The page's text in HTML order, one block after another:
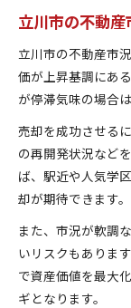
立川市の不動
立川市の不動産市
価が上昇基調にあ
が停滞気味の場合
売却を成功させる
の再開発状況など
ば、駅近や人気学
却が期待できます。
また、市況が軟調
いリスクもありま
で資産価値を最大
ギとなります。